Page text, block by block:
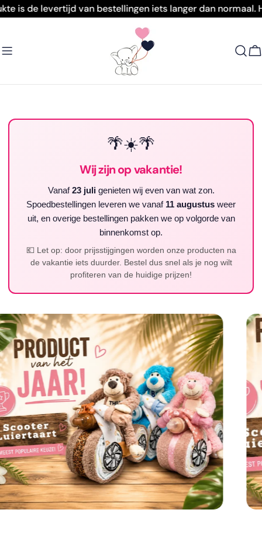
Doorgaan
levertijd van bestellingen iets langer dan normaal.
🌴☀️🌴
Wij zijn op vakantie!
Vanaf23 juligenieten wij even van wat zon.
Spoedbestellingen leveren we vanaf 11 augustus weer
uit, en overige bestellingen pakken we op volgorde van
binnenkomst op.
💶 Let op: door prijsstijgingen worden onze producten na
de vakantie iets duurder. Bestel dus snel als je nog wilt
profiteren van de huidige prijzen!